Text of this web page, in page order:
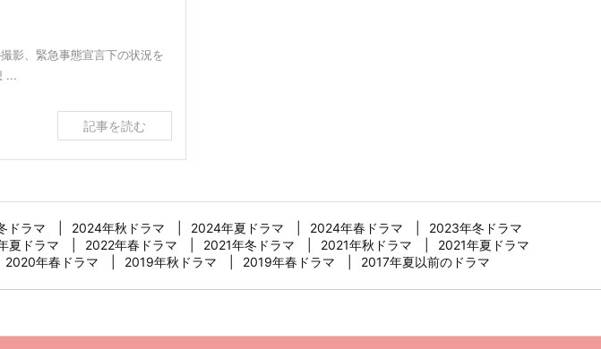
影、緊急事態宣言下の状況を
...
記事を読む
ドラマ 2024年秋ドラマ 2024年夏ドラマ 2024年春ドラマ
2023年冬ドラマ
夏ドラマ 2022年春ドラマ 2021年冬ドラマ 2021年秋ドラマ
2021年夏ドラマ
2020年春ドラマ 2019年秋ドラマ 2019年春ドラマ 2017年夏以前のドラマ